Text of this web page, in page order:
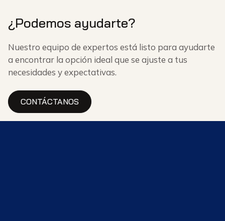
¿Podemos ayudarte?
Nuestro equipo de expertos está listo para ayudarte
a encontrar la opción ideal que se ajuste a tus
necesidades y expectativas.
CONTÁCTANOS